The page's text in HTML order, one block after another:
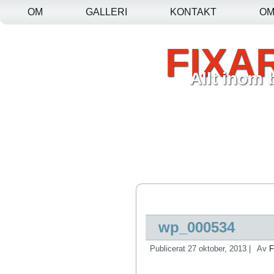
OM GALLERI KONTAKT
Allt inom
wp_000534
Publicerat 27 oktober, 2013 Av